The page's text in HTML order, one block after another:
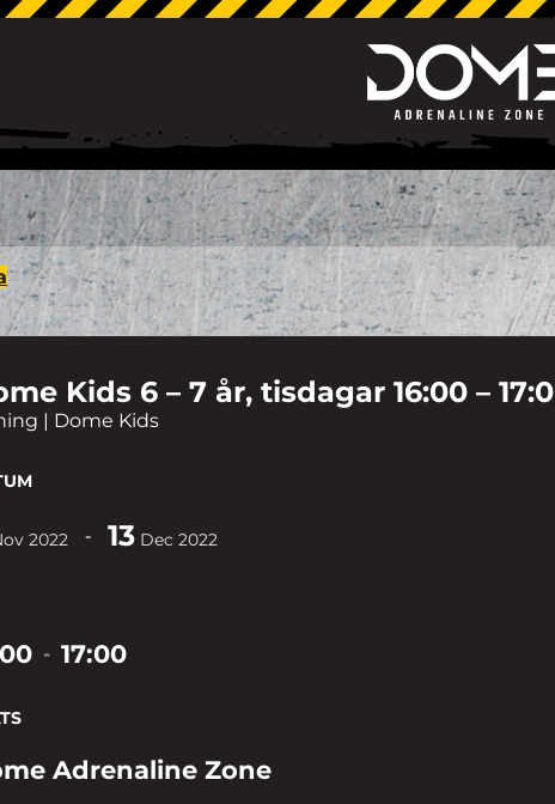
Kids 6 – 7 år, tisdagar 16:00 –
| Dome Kids
2022 - 13 Dec 2022
- 17:00
Adrenaline Zone